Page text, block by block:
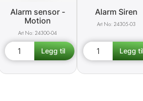
Alarm sensor -
Motion
24300-04
Alarm Siren
24305-03